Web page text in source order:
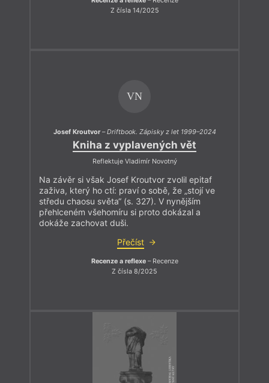
Z čísla 14/2025
VN
Josef Kroutvor–Driftbook. Zápisky z let 1999–2024
Kniha z vyplavených vět
Reflektuje Vladimír Novotný
Na závěr si však Josef Kroutvor zvolil epitaf
zaživa, který ho ctí: praví o sobě, že „stojí ve
středu chaosu světa“ (s. 327). V nynějším
přehlceném všehomíru si proto dokázal a
dokáže zachovat duši.
Přečíst
Recenze a reflexe– Recenze
Z čísla 8/2025